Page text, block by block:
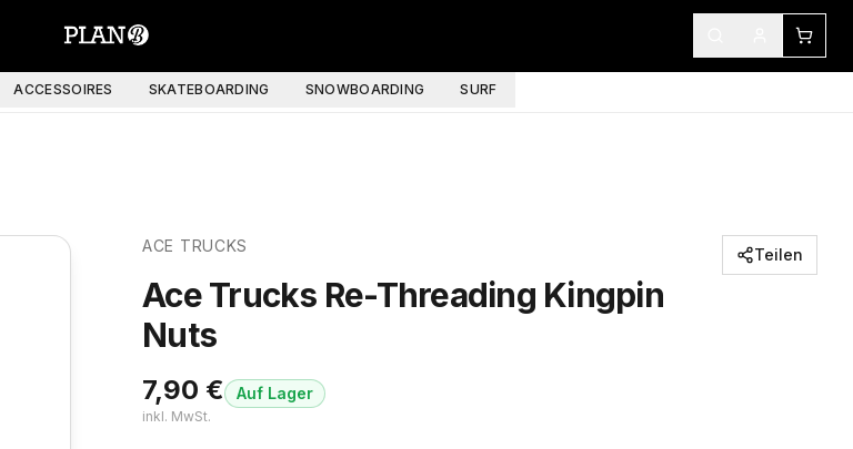
ACCESSOIRES SKATEBOARDING SNOWBOARDING SURF
ACE TRUCKS
Ace Trucks Re-Threading Kingpin
Nuts
7,90 €
inkl. MwSt.
Auf Lager
Teilen